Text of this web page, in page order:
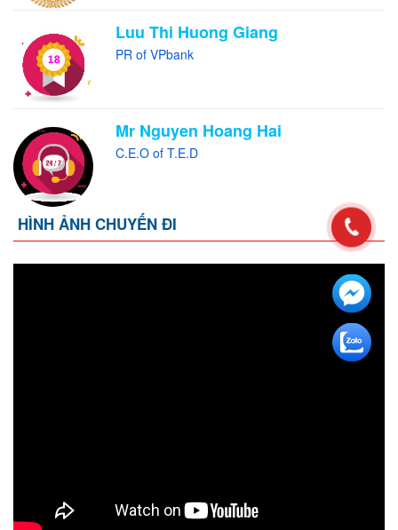
Luu Thi Huong Giang
PR of VPbank
Mr Nguyen Hoang Hai
C.E.O of T.E.D
HÌNH ẢNH CHUYẾN ĐI